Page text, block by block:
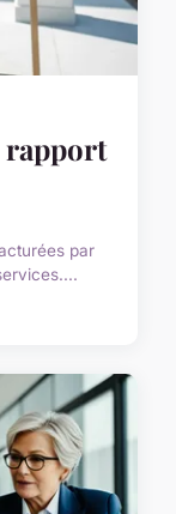
rapport
par